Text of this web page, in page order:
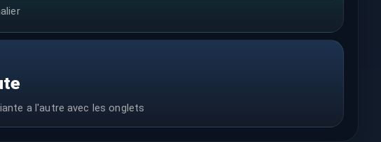
a l'autre avec les onglets